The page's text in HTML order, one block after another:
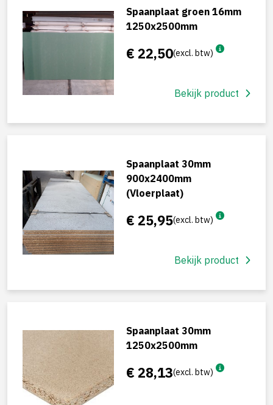
Spaanplaat groen 16mm
1250x2500mm
€ 22,50(excl. btw)
Bekijk product
Spaanplaat 30mm
900x2400mm
(Vloerplaat)
€ 25,95(excl. btw)
Bekijk product
Spaanplaat 30mm
1250x2500mm
€ 28,13(excl. btw)